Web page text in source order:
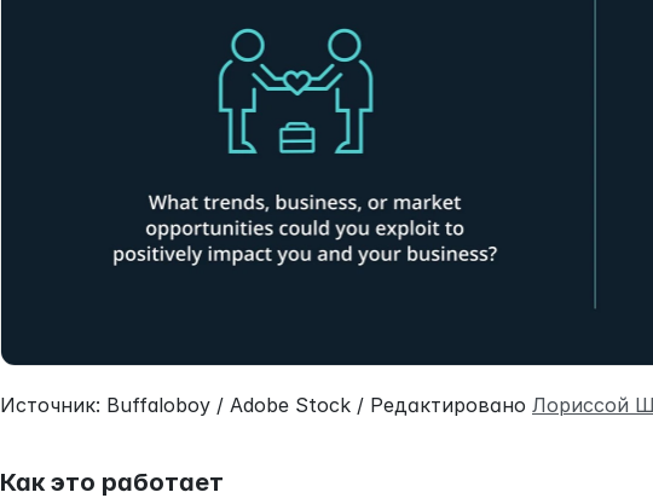
Источник: Buffaloboy / Adobe Stock / Редактировано Лориссой
Как это работает